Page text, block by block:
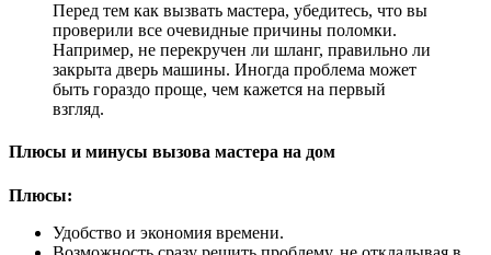
Перед тем как вызвать мастера, убедитесь, что вы
проверили все очевидные причины поломки.
Например, не перекручен ли шланг, правильно ли
закрыта дверь машины. Иногда проблема может
быть гораздо проще, чем кажется на первый
взгляд.
Плюсы и минусы вызова мастера на дом
Плюсы:
Удобство и экономия времени.